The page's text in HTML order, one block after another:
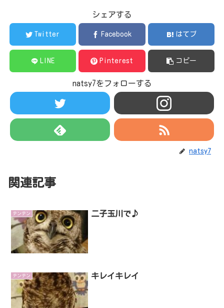
シェアする
Twitter Facebook はてブ
LINE Pinterest コピー
natsy7をフォローする
natsy7
関連記事
テンテン 二子玉川で♪
テンテン キレイキレイ